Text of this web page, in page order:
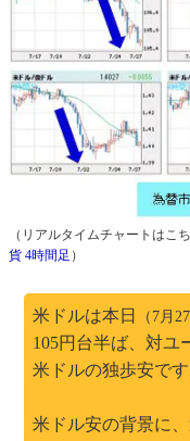
（リアルタイムチャートはこ
貨 4時間足 ）
米ドルは本日 （7月
105円台半ば、対ユ
米ドルの独歩安です
米ドル安の背景に